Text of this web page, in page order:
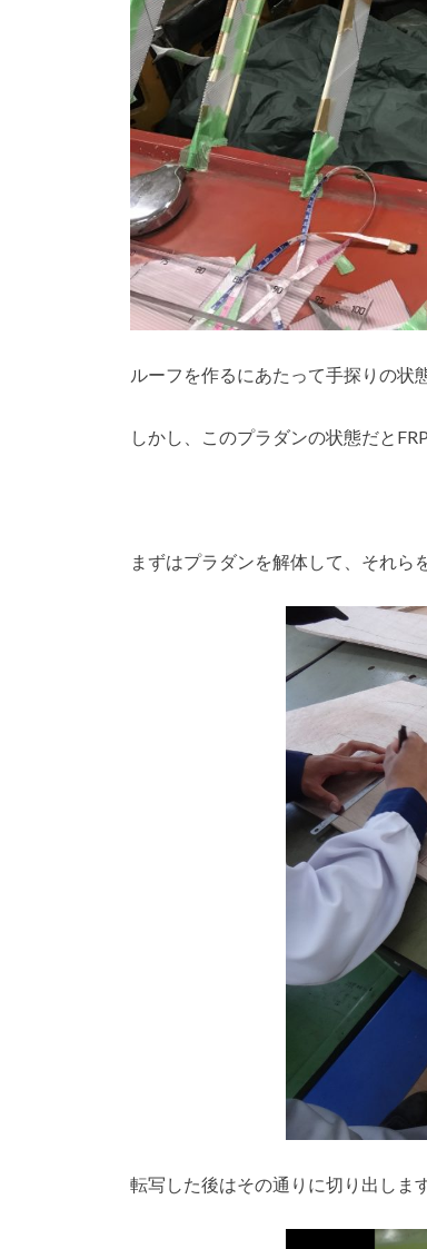
ルーフを作るにあたって手探りの状
しかし、このプラダンの状態だと
まずはプラダンを解体して、それら
転写した後はその通りに切り出します